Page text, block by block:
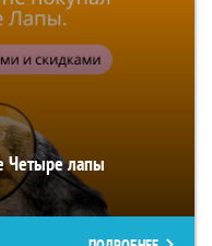
Четыре лапы